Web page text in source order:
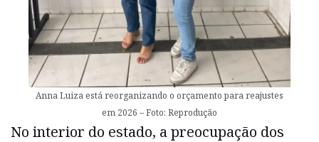
Anna Luiza está reorganizando o orçamento para reajustes
em 2026 – Foto: Reprodução
No interior do estado, a preocupação dos